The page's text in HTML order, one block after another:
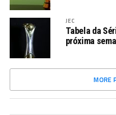
JEC
Tabela da
próxima
MORE